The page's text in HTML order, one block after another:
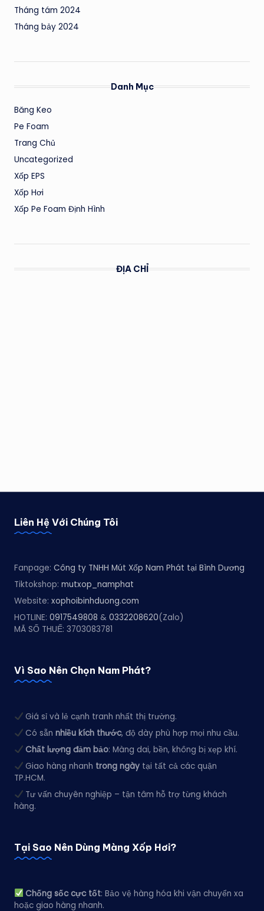
Tháng tám 2024
Tháng bảy 2024
Danh Mục
Băng Keo
Pe Foam
Trang Chủ
Uncategorized
Xốp EPS
Xốp Hơi
Xốp Pe Foam Định Hình
ĐỊA CHỈ
Liên Hệ Với Chúng Tôi
Fanpage: Công ty TNHH Mút Xốp Nam Phát tại Bình Dương
Tiktokshop: mutxop_namphat
Website: xophoibinhduong.com
HOTLINE: 0917549808 & 0332208620(Zalo)
MÃ SỐ THUẾ: 3703083781
Vì Sao Nên Chọn Nam Phát?
Giá sỉ và lẻ cạnh tranh nhất thị trường.
Có sẵnnhiều kích thước, độ dày phù hợp mọi nhu cầu.
Chất lượng đảm bảo: Màng dai, bền, không bị xẹp khí.
Giao hàng nhanh trong ngày tại tất cả các quận
TP.HCM.
Tư vấn chuyên nghiệp – tận tâm hỗ trợ từng khách
hàng.
Tại Sao Nên Dùng Màng Xốp Hơi?
Chống sốc cực tốt: Bảo vệ hàng hóa khi vận chuyển xa
hoặc giao hàng nhanh.